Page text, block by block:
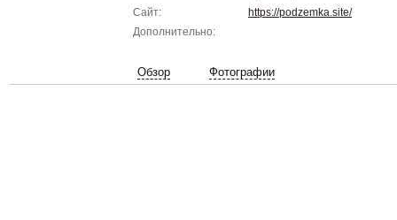
Сайт:
https://podzemka.site/
Дополнительно:
Обзор Фотографии